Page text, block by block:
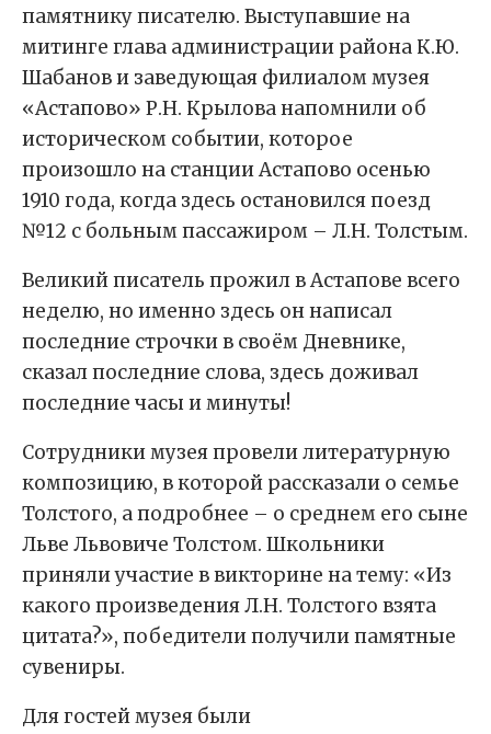
памятнику писателю. Выступавшие на
митинге глава администрации района К.Ю.
Шабанов и заведующая филиалом музея
«Астапово» Р.Н. Крылова напомнили об
историческом событии, которое
произошло на станции Астапово осенью
1910 года, когда здесь остановился поезд
№12 с больным пассажиром – Л.Н. Толстым.
Великий писатель прожил в Астапове всего
неделю, но именно здесь он написал
последние строчки в своём Дневнике,
сказал последние слова, здесь доживал
последние часы и минуты!
Сотрудники музея провели литературную
композицию, в которой рассказали о семье
Толстого, а подробнее – о среднем его сыне
Льве Львовиче Толстом. Школьники
приняли участие в викторине на тему: «Из
какого произведения Л.Н. Толстого взята
цитата?», победители получили памятные
сувениры.
Для гостей музея были